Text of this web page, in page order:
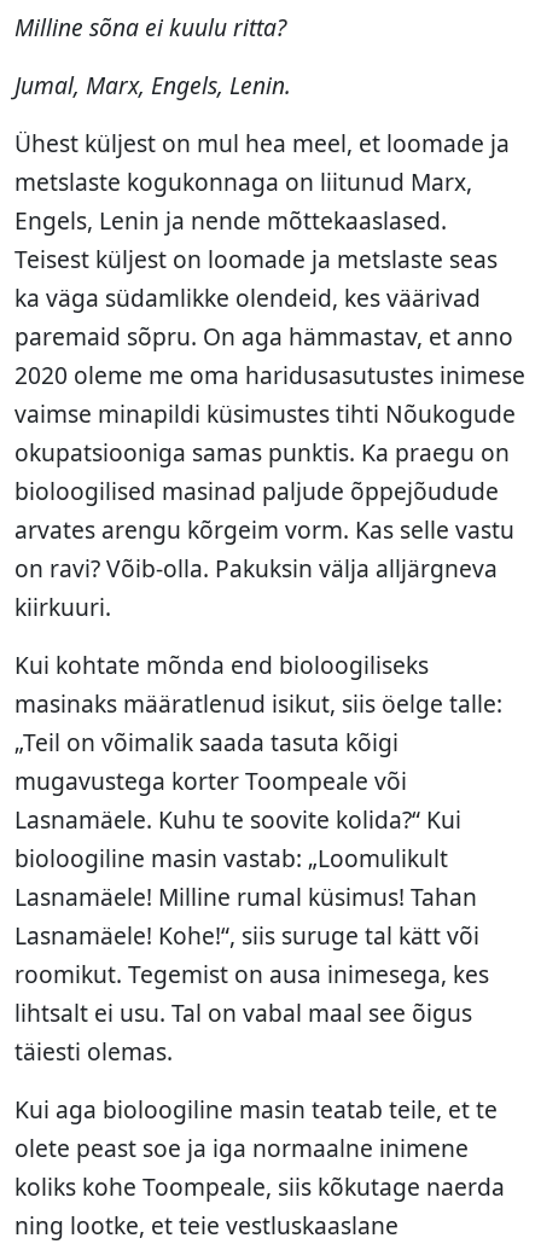
Milline sõna ei kuulu ritta?
Jumal, Marx, Engels, Lenin.
Ühest küljest on mul hea meel, et loomade ja
metslaste kogukonnaga on liitunud Marx,
Engels, Lenin ja nende mõttekaaslased.
Teisest küljest on loomade ja metslaste seas
ka väga südamlikke olendeid, kes väärivad
paremaid sõpru. On aga hämmastav, et anno
2020 oleme me oma haridusasutustes inimese
vaimse minapildi küsimustes tihti Nõukogude
okupatsiooniga samas punktis. Ka praegu on
bioloogilised masinad paljude õppejõudude
arvates arengu kõrgeim vorm. Kas selle vastu
on ravi? Võib-olla. Pakuksin välja alljärgneva
kiirkuuri.
Kui kohtate mõnda end bioloogiliseks
masinaks määratlenud isikut, siis öelge talle:
„Teil on võimalik saada tasuta kõigi
mugavustega korter Toompeale või
Lasnamäele. Kuhu te soovite kolida?“ Kui
bioloogiline masin vastab: „Loomulikult
Lasnamäele! Milline rumal küsimus! Tahan
Lasnamäele! Kohe!“, siis suruge tal kätt või
roomikut. Tegemist on ausa inimesega, kes
lihtsalt ei usu. Tal on vabal maal see õigus
täiesti olemas.
Kui aga bioloogiline masin teatab teile, et te
olete peast soe ja iga normaalne inimene
koliks kohe Toompeale, siis kõkutage naerda
ning lootke, et teie vestluskaaslane